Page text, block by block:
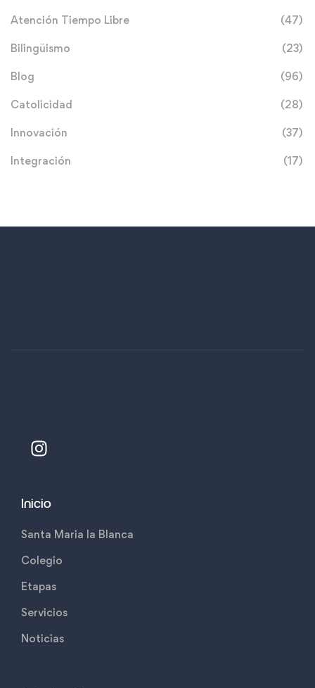
Atención Tiempo Libre (47)
Bilingüismo (23)
Blog (96)
Catolicidad (28)
Innovación (37)
Integración (17)
Inicio
Santa Maria la Blanca
Colegio
Etapas
Servicios
Noticias